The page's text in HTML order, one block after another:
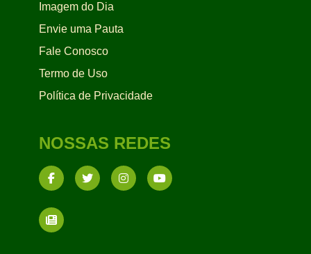
Imagem do Dia
Envie uma Pauta
Fale Conosco
Termo de Uso
Política de Privacidade
NOSSAS REDES